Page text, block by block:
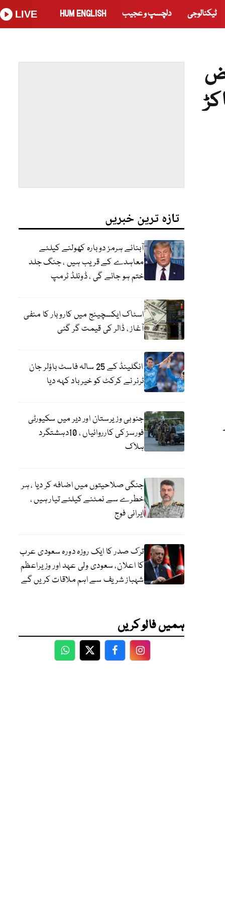
ٹیکنالوجی دلچسپ و عجیب HUM ENGLISH
LIVE
تازہ ترین خبریں
آبنائے ہرمز دوبارہ کھولنے کیلئے
معاہدے کے قریب ہیں ، جنگ جلد
ختم ہو جائے گی ، ڈونلڈ ٹرمپ
اسٹاک ایکسچینج میں کاروبار کا منفی
آغاز ، ڈالر کی قیمت گر گئی
انگلینڈ کے 25 سالہ فاسٹ باؤلر جان
ٹرنر نے کرکٹ کو خیر باد کہہ دیا
جنوبی وزیرستان اور دیر میں سکیورٹی
فورسز کی کارروائیاں ، 10دہشتگرد
ہلاک
جنگی صلاحیتوں میں اضافہ کر دیا ، ہر
خطرے سے نمٹنے کیلئے تیار ہیں ،
ایرانی فوج
ترک صدر کا ایک روزہ دورہ سعودی عرب
کا اعلان، سعودی ولی عہد اور وزیراعظم
شہباز شریف سے اہم ملاقات کریں گے
ہمیں فالو کریں
WhatsApp
TwitterFacebookFacebook